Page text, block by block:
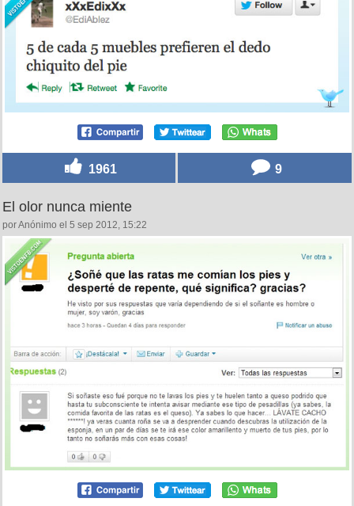
1961 9
El olor nunca miente
por Anónimo el 5 sep 2012, 15:22